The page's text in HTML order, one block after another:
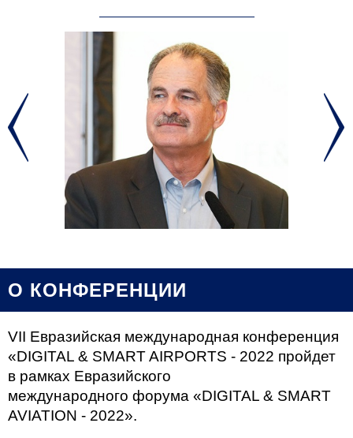
О КОНФЕРЕНЦИИ
VII Евразийская международная конференция
«DIGITAL & SMART AIRPORTS - 2022 пройдет
в рамках Евразийского
международного форума «DIGITAL & SMART
AVIATION - 2022».